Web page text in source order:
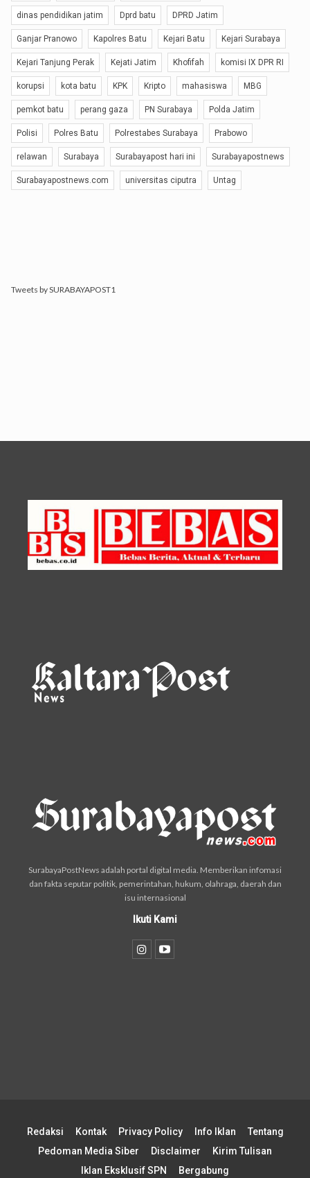
dinas pendidikan jatim Dprd batu DPRD Jatim
Ganjar Pranowo Kapolres Batu Kejari Batu Kejari Surabaya
Kejari Tanjung Perak Kejati Jatim Khofifah komisi IX DPR RI
korupsi kota batu KPK Kripto mahasiswa MBG
pemkot batu perang gaza PN Surabaya Polda Jatim
Polisi Polres Batu Polrestabes Surabaya Prabowo
relawan Surabaya Surabayapost hari ini Surabayapostnews
Surabayapostnews.com universitas ciputra Untag
Tweets by SURABAYAPOST1
SurabayaPostNews adalah portal digital media. Memberikan infomasi
dan fakta seputar politik, pemerintahan, hukum, olahraga, daerah dan
isu internasional
Ikuti Kami
Redaksi Kontak Privacy Policy Info Iklan
Tentang
Pedoman Media Siber
Disclaimer
Kirim Tulisan
Iklan Eksklusif SPN
Bergabung